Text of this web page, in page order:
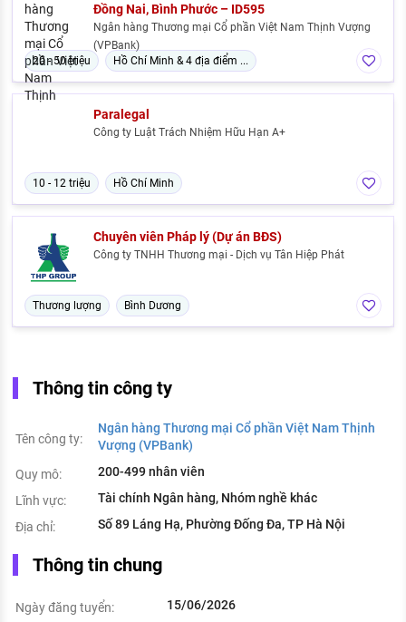
Đồng Nai, Bình Phước – ID595
Ngân hàng Thương mại Cổ phần Việt Nam Thịnh Vượng
(VPBank)
20 - 50 triệu
Hồ Chí Minh & 4 địa điểm ...
Paralegal
Công ty Luật Trách Nhiệm Hữu Hạn A+
10 - 12 triệu Hồ Chí Minh
Chuyên viên Pháp lý (Dự án BĐS)
Công ty TNHH Thương mại - Dịch vụ Tân Hiệp Phát
Thương lượng Bình Dương
Thông tin công ty
Tên công ty:
Ngân hàng Thương mại Cổ phần Việt Nam Thịnh
Vượng (VPBank)
Quy mô:
200-499 nhân viên
Lĩnh vực:
Tài chính Ngân hàng, Nhóm nghề khác
Địa chỉ:
Số 89 Láng Hạ, Phường Đống Đa, TP Hà Nội
Thông tin chung
Ngày đăng tuyển:
15/06/2026